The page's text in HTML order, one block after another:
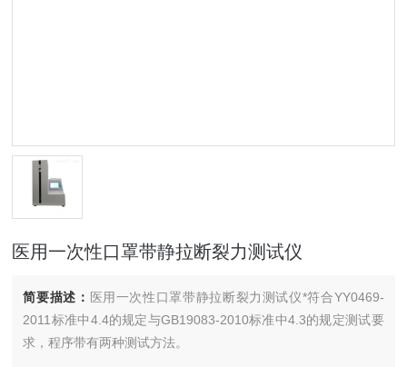
医用一次性口罩带静拉断裂力测试仪
简要描述： 医用一次性口罩带静拉断裂力测试仪*符合YY0469-
2011标准中4.4的规定与GB19083-2010标准中4.3的规定测试要
求，程序带有两种测试方法。